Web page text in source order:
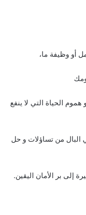
أو وظيفة ما،
الحياة التي لا ينفع
من تساؤلات و حل
إلى بر الأمان اليقين.